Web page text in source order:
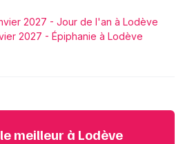
2027 - Jour de l'an à Lodève
2027 - Épiphanie à Lodève
meilleur à Lodève